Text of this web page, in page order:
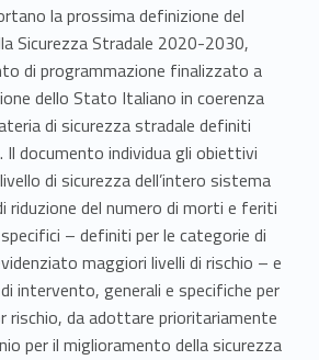
la prossima definizione del
Sicurezza Stradale 2020-2030,
di programmazione finalizzato a
dello Stato Italiano in coerenza
di sicurezza stradale definiti
Il documento individua gli obiettivi
di sicurezza dell’intero sistema
riduzione del numero di morti e feriti
– definiti per le categorie di
maggiori livelli di rischio – e
intervento, generali e specifiche per
rischio, da adottare prioritariamente
per il miglioramento della sicurezza